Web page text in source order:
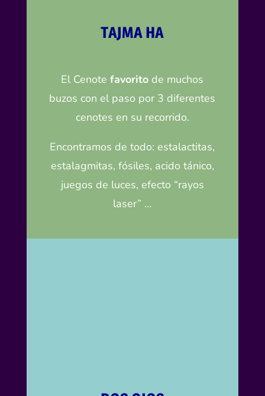
TAJMA HA
El Cenotefavorito de muchos
buzos con el paso por 3 diferentes
cenotes en su recorrido.
Encontramos de todo: estalactitas,
estalagmitas, fósiles, acido tánico,
juegos de luces, efecto “rayos
laser” …